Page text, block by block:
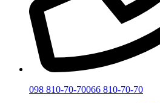
098 810-70-70066 810-70-70